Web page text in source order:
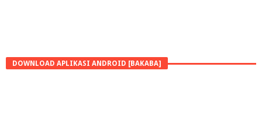
DOWNLOAD APLIKASI ANDROID [BAKABA]